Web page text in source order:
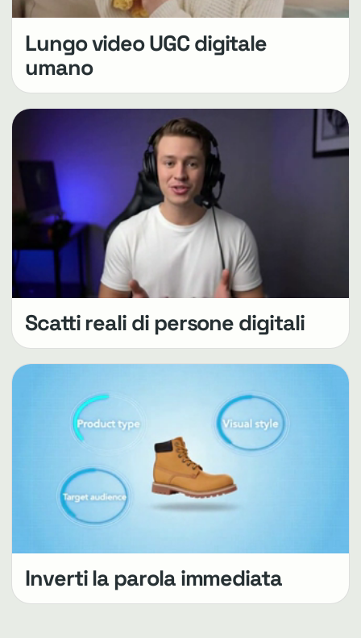
Lungo video UGC digitale
umano
Scatti reali di persone digitali
Inverti la parola immediata